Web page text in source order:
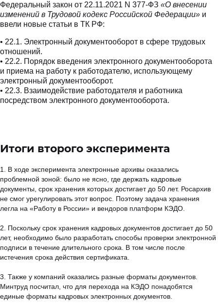
Федеральный закон от 22.11.2021 N 377-ФЗ «О внесении
изменений в Трудовой кодекс Российской Федерации» и
ввели новые статьи в ТК РФ:
• 22.1. Электронный документооборот в сфере трудовых
отношений.
• 22.2. Порядок введения электронного документооборота
и приема на работу к работодателю, использующему
электронный документооборот.
• 22.3. Взаимодействие работодателя и работника
посредством электронного документооборота.
Итоги второго эксперимента
1. В ходе эксперимента электронные архивы оказались
проблемной зоной: было не ясно, где держать кадровые
документы, срок хранения которых достигает до 50 лет. Росархив
не смог урегулировать этот вопрос. Поэтому задача хранения
легла на «Работу в России» и вендоров платформ КЭДО.
2. Поскольку срок хранения кадровых документов достигает до 50
лет, необходимо было разработать способы проверки электронной
подписи в течение длительного срока. В том числе после
истечения срока действия сертификата.
3. Также у компаний оказались разные форматы документов.
Минтруд посчитал, что для перехода на КЭДО понадобятся
единые форматы кадровых электронных документов.